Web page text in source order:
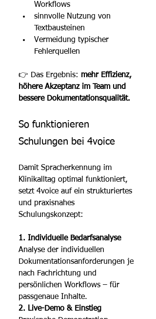
Workflows
sinnvolle Nutzung von
Textbausteinen
Vermeidung typischer
Fehlerquellen
👉 Das Ergebnis: mehr Effizienz,
höhere Akzeptanz im Team und
bessere Dokumentationsqualität.
So funktionieren
Schulungen bei 4voice
Damit Spracherkennung im
Klinikalltag optimal funktioniert,
setzt 4voice auf ein strukturiertes
und praxisnahes
Schulungskonzept:
1. Individuelle Bedarfsanalyse
Analyse der individuellen
Dokumentationsanforderungen je
nach Fachrichtung und
persönlichen Workflows – für
passgenaue Inhalte.
2. Live-Demo & Einstieg